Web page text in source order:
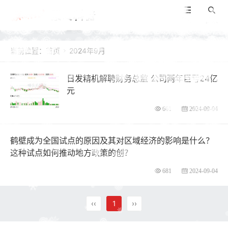
景咚科普
当前位置： 首页  2024年9月
日发精机解聘财务总监 公司两年巨亏24亿
元
661 2024-09-04
鹤壁成为全国试点的原因及其对区域经济的影响是什么？
这种试点如何推动地方政策的创？
681 2024-09-04
‹‹ 1 ››